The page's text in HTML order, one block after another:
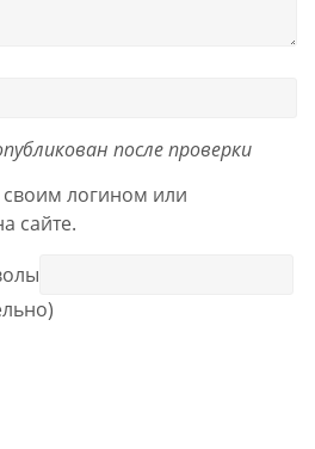
после проверки
логином или
сайте.